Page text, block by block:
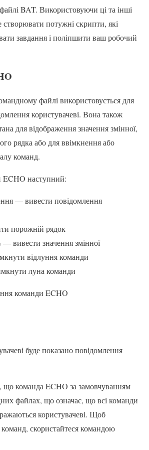
BAT. Використовуючи ці та інші
потужні скрипти, які
завдання і поліпшити ваш робочий
файлі використовується для
користувачеві. Вона також
для відображення значення змінної,
рядка або для ввімкнення або
команд.
ECHO наступний:
— вивести повідомлення
порожній рядок
вивести значення змінної
відлуння команди
луна команди
команди ECHO
буде показано повідомлення
що команда ECHO за замовчуванням
файлах, що означає, що всі команди
користувачеві. Щоб
скористайтеся командою